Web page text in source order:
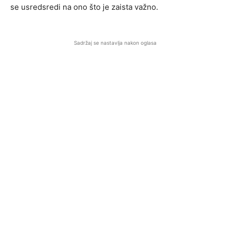
se usredsredi na ono što je zaista važno.
Sadržaj se nastavlja nakon oglasa